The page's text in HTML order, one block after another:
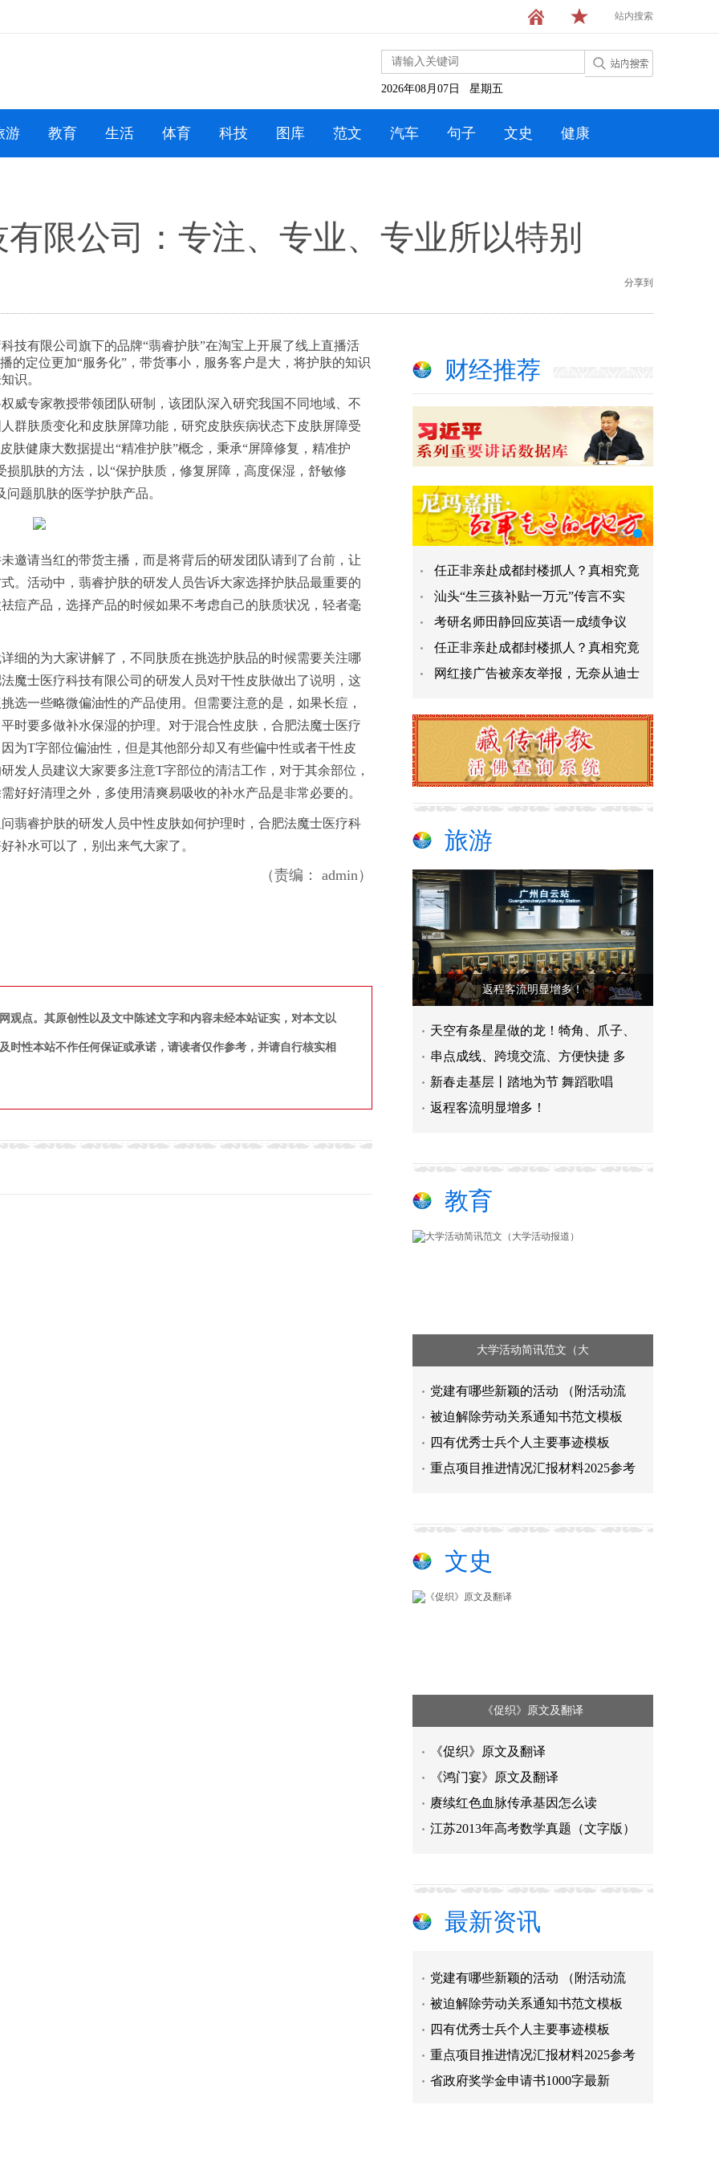
站内搜索
2026年08月07日 星期五
游 教育 生活 体育 科技 图库 范文 汽车 句子 文史 健康
限公司：专注、专业、专业所以特别
分享到
技有限公司旗下的品牌“翡睿护肤”在淘宝上开展了线上直播活
的定位更加“服务化”，带货事小，服务客户是大，将护肤的知识
识。
威专家教授带领团队研制，该团队深入研究我国不同地域、不
群肤质变化和皮肤屏障功能，研究皮肤疾病状态下皮肤屏障受
肤健康大数据提出“精准护肤”概念，秉承“屏障修复，精准护
肌肤的方法，以“保护肤质，修复屏障，高度保湿，舒敏修
题肌肤的医学护肤产品。
邀请当红的带货主播，而是将背后的研发团队请到了台前，让
。活动中，翡睿护肤的研发人员告诉大家选择护肤品最重要的
痘产品，选择产品的时候如果不考虑自己的肤质状况，轻者毫
细的为大家讲解了，不同肤质在挑选护肤品的时候需要关注哪
魔士医疗科技有限公司的研发人员对干性皮肤做出了说明，这
选一些略微偏油性的产品使用。但需要注意的是，如果长痘，
时要多做补水保湿的护理。对于混合性皮肤，合肥法魔士医疗
为T字部位偏油性，但是其他部分却又有些偏中性或者干性皮
发人员建议大家要多注意T字部位的清洁工作，对于其余部位，
好好清理之外，多使用清爽易吸收的补水产品是非常必要的。
翡睿护肤的研发人员中性皮肤如何护理时，合肥法魔士医疗科
补水可以了，别出来气大家了。
（责编： admin）
观点。其原创性以及文中陈述文字和内容未经本站证实，对本文以
时性本站不作任何保证或承诺，请读者仅作参考，并请自行核实相
财经推荐
任正非亲赴成都封楼抓人？真相究竟
汕头“生三孩补贴一万元”传言不实
考研名师田静回应英语一成绩争议​
任正非亲赴成都封楼抓人？真相究竟
网红接广告被亲友举报，无奈从迪士
旅游
返程客流明显增多！
天空有条星星做的龙！犄角、爪子、
串点成线、跨境交流、方便快捷 多
新春走基层丨踏地为节 舞蹈歌唱
返程客流明显增多！
教育
大学活动简讯范文（大
党建有哪些新颖的活动 （附活动流
被迫解除劳动关系通知书范文模板
四有优秀士兵个人主要事迹模板
重点项目推进情况汇报材料2025参考
文史
​《促织》原文及翻译
​《促织》原文及翻译
《鸿门宴》原文及翻译
赓续红色血脉传承基因怎么读
江苏2013年高考数学真题（文字版）
最新资讯
党建有哪些新颖的活动 （附活动流
被迫解除劳动关系通知书范文模板
四有优秀士兵个人主要事迹模板
重点项目推进情况汇报材料2025参考
省政府奖学金申请书1000字最新